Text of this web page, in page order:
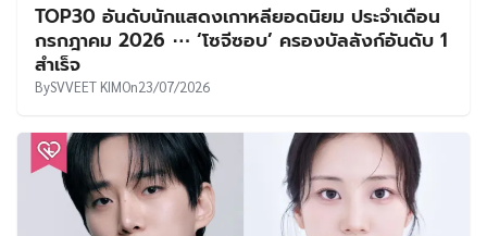
TOP30 อันดับนักแสดงเกาหลียอดนิยม ประจำเดือน
กรกฎาคม 2026 ⋯ ‘โซจีซอบ’ ครองบัลลังก์อันดับ 1
สำเร็จ
BySVVEET KIMOn23/07/2026